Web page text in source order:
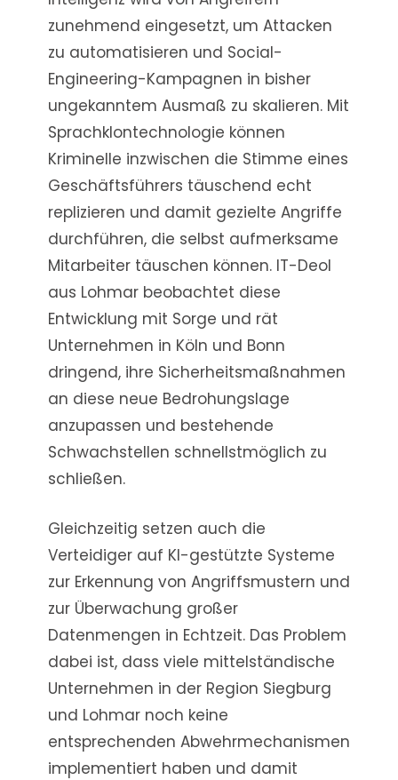
zunehmend eingesetzt, um Attacken
zu automatisieren und Social-
Engineering-Kampagnen in bisher
ungekanntem Ausmaß zu skalieren. Mit
Sprachklontechnologie können
Kriminelle inzwischen die Stimme eines
Geschäftsführers täuschend echt
replizieren und damit gezielte Angriffe
durchführen, die selbst aufmerksame
Mitarbeiter täuschen können. IT-Deol
aus Lohmar beobachtet diese
Entwicklung mit Sorge und rät
Unternehmen in Köln und Bonn
dringend, ihre Sicherheitsmaßnahmen
an diese neue Bedrohungslage
anzupassen und bestehende
Schwachstellen schnellstmöglich zu
schließen.
Gleichzeitig setzen auch die
Verteidiger auf KI-gestützte Systeme
zur Erkennung von Angriffsmustern und
zur Überwachung großer
Datenmengen in Echtzeit. Das Problem
dabei ist, dass viele mittelständische
Unternehmen in der Region Siegburg
und Lohmar noch keine
entsprechenden Abwehrmechanismen
implementiert haben und damit